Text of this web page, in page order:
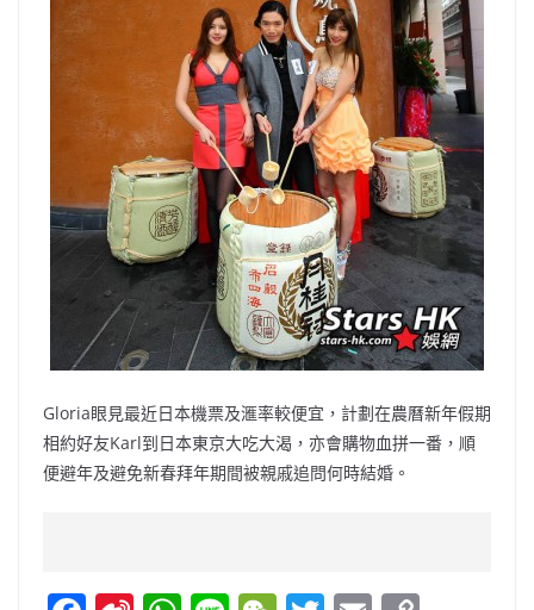
Gloria眼見最近日本機票及滙率較便宜，計劃在農曆新年假期
相約好友Karl到日本東京大吃大渴，亦會購物血拼一番，順
便避年及避免新春拜年期間被親戚追問何時結婚。